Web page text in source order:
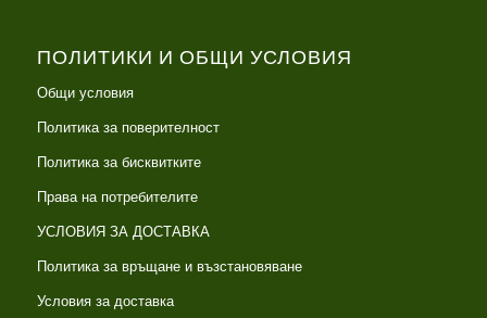
ПОЛИТИКИ И ОБЩИ УСЛОВИЯ
Общи условия
Политика за поверителност
Политика за бисквитките
Права на потребителите
УСЛОВИЯ ЗА ДОСТАВКА
Политика за връщане и възстановяване
Условия за доставка